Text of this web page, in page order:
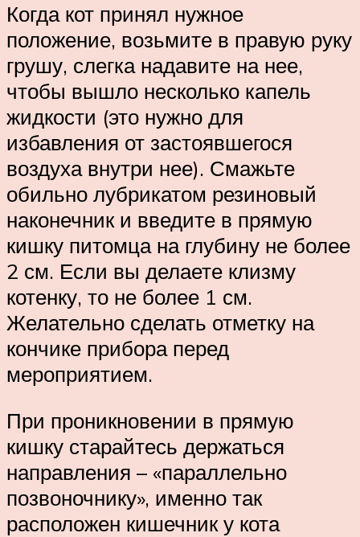
Когда кот принял нужное
положение, возьмите в правую руку
грушу, слегка надавите на нее,
чтобы вышло несколько капель
жидкости (это нужно для
избавления от застоявшегося
воздуха внутри нее). Смажьте
обильно лубрикатом резиновый
наконечник и введите в прямую
кишку питомца на глубину не более
2 см. Если вы делаете клизму
котенку, то не более 1 см.
Желательно сделать отметку на
кончике прибора перед
мероприятием.
При проникновении в прямую
кишку старайтесь держаться
направления – «параллельно
позвоночнику», именно так
расположен кишечник у кота